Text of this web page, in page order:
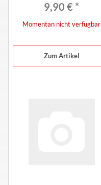
9,90 € *
Momentan nicht verfügbar
Zum Artikel